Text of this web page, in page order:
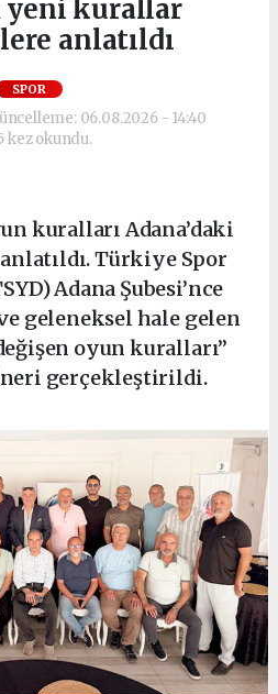
yeni kurallar
anlatıldı
SPOR
06.08.2026 - 14:40
kez okundu.
kuralları Adana’daki
Türkiye Spor
Adana Şubesi’nce
geleneksel hale gelen
oyun kuralları”
gerçekleştirildi.